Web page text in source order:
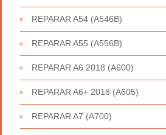
REPARAR A54 (A546B)
REPARAR A55 (A556B)
REPARAR A6 2018 (A600)
REPARAR A6+ 2018 (A605)
REPARAR A7 (A700)